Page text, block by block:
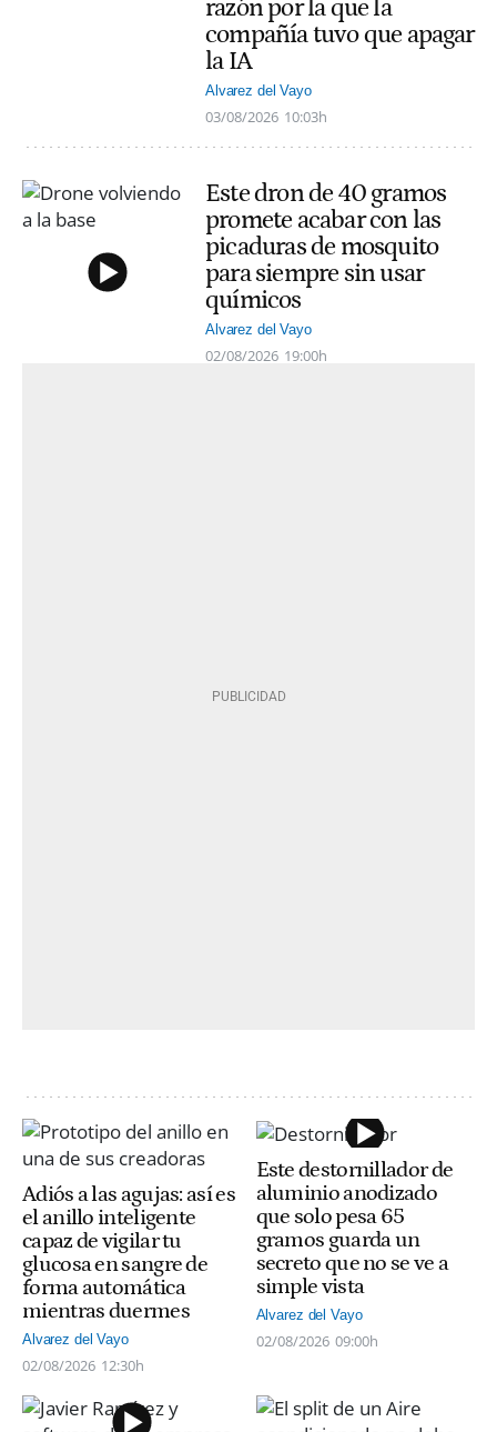
razón por la que la
compañía tuvo que apagar
la IA
Alvarez del Vayo
03/08/2026 10:03h
Este dron de 40 gramos
promete acabar con las
picaduras de mosquito
para siempre sin usar
químicos
Alvarez del Vayo
02/08/2026 19:00h
Adiós a las agujas: así es
el anillo inteligente
capaz de vigilar tu
glucosa en sangre de
forma automática
mientras duermes
Alvarez del Vayo
02/08/2026 12:30h
Este destornillador de
aluminio anodizado
que solo pesa 65
gramos guarda un
secreto que no se ve a
simple vista
Alvarez del Vayo
02/08/2026 09:00h